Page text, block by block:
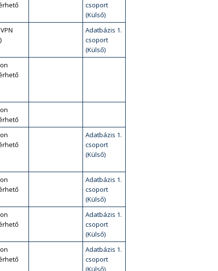
csoport
(Külső)
Adatbázis 1.
csoport
(Külső)
Adatbázis 1.
csoport
(Külső)
Adatbázis 1.
csoport
(Külső)
Adatbázis 1.
csoport
(Külső)
Adatbázis 1.
csoport
(Külső)